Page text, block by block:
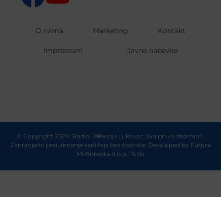
O nama Marketing Kontakt
Impressum Javne nabavke
© Copyright 2024. Radio Televizija Lukavac. Sva prava zadržana.
Zabranjeno preuzimanje sadržaja bez dozvole. Developed by Futura
Multimedia d.o.o. Tuzla